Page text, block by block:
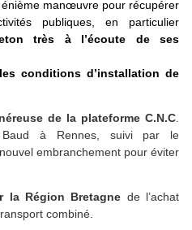
énième manœuvre pour récupérer
publiques, en particulier
très à l’écoute de ses
les conditions d’installation de
de la plateforme C.N.C
Baud à Rennes, suivi par le
embranchement pour éviter
la Région Bretagne de l’achat
combiné.